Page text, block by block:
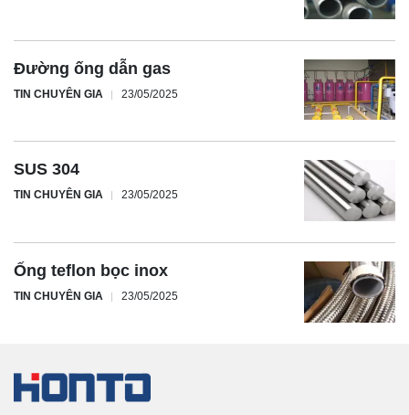
Đường ống dẫn gas
TIN CHUYÊN GIA 23/05/2025
SUS 304
TIN CHUYÊN GIA 23/05/2025
Ống teflon bọc inox
TIN CHUYÊN GIA 23/05/2025